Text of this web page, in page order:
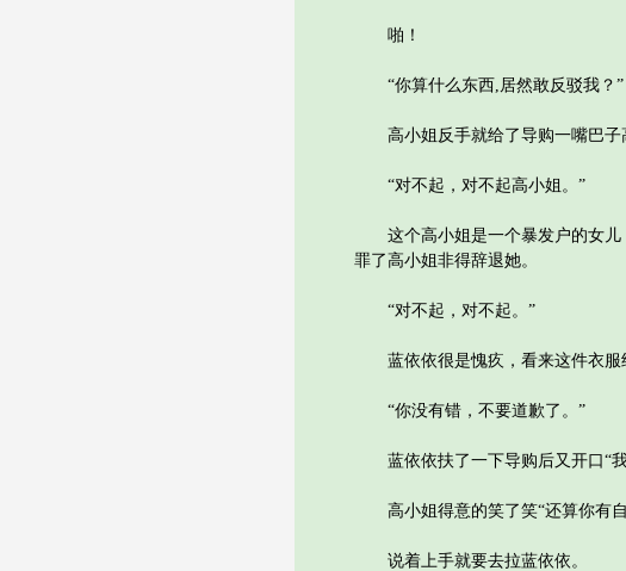
啪！
“你算什么东西,居然敢反驳我？”
高小姐反手就给了导购一嘴巴子
“对不起，对不起高小姐。”
这个高小姐是一个暴发户的女儿
罪了高小姐非得辞退她。
“对不起，对不起。”
蓝依依很是愧疚，看来这件衣服
“你没有错，不要道歉了。”
蓝依依扶了一下导购后又开口“我
高小姐得意的笑了笑“还算你有自
说着上手就要去拉蓝依依。